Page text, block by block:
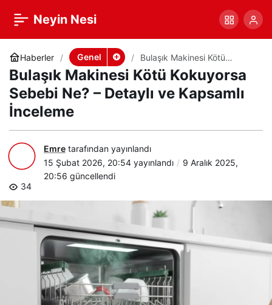
Neyin Nesi
Haberler Genel
Bulaşık Makinesi Kötü
Kokuyorsa Sebebi Ne? –
Detaylı ve Kapsamlı İnceleme
Bulaşık Makinesi Kötü Kokuyorsa
Sebebi Ne? – Detaylı ve Kapsamlı
İnceleme
Emre tarafından yayınlandı
15 Şubat 2026, 20:54 yayınlandı
9 Aralık 2025,
20:56 güncellendi
34
Bulaşık Makinesi Kötü
Kokuyorsa Sebebi Ne? –
Detaylı ve Kapsamlı
İnceleme
Paylaş